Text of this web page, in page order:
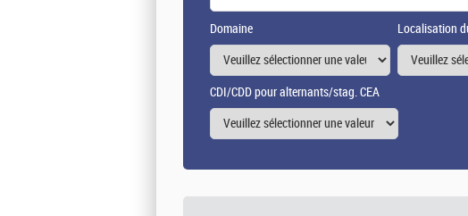
Domaine Localisation
CDI/CDD pour alternants/stag. CEA